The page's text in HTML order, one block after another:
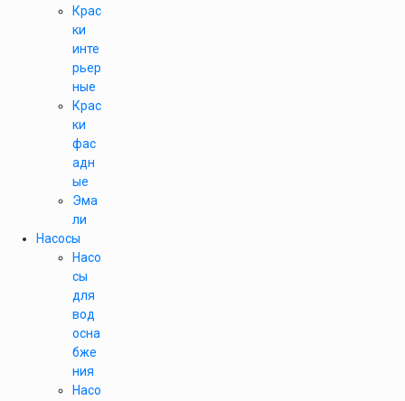
Крас
ки
инте
рьер
ные
Крас
ки
фас
адн
ые
Эма
ли
Насосы
Насо
сы
для
вод
осна
бже
ния
Насо